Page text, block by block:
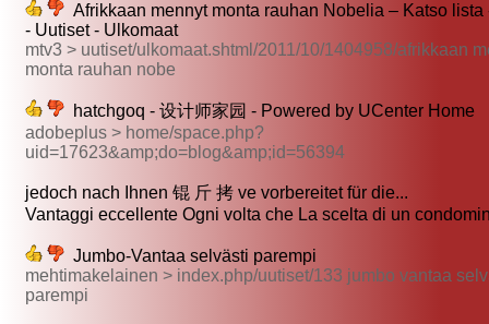
Afrikkaan mennyt monta rauhan Nobelia – Katso lista
- Uutiset - Ulkomaat
mtv3 > uutiset/ulkomaat.shtml/2011/10/1404958/afrikkaan
monta rauhan nobe
hatchgoq - 设计师家园 - Powered by UCenter Home
adobeplus > home/space.php?
uid=17623&amp;do=blog&amp;id=56394
jedoch nach Ihnen 锟 斤 拷 ve vorbereitet für die...
Vantaggi eccellente Ogni volta che La scelta di un
Jumbo-Vantaa selvästi parempi
mehtimakelainen > index.php/uutiset/133 jumbo vantaa
parempi